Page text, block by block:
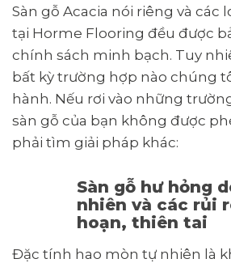
Sàn gỗ Acacia nói riêng và các
tại Horme Flooring đều được
chính sách minh bạch. Tuy
bất kỳ trường hợp nào chúng
hành. Nếu rơi vào những
sàn gỗ của bạn không được
phải tìm giải pháp khác:
Sàn gỗ hư hỏng
nhiên và các rủi
hoạn, thiên tai
Đặc tính hao mòn tự nhiên là